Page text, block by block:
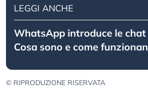
LEGGI ANCHE
WhatsApp introduce le
Cosa sono e come
© RIPRODUZIONE RISERVATA